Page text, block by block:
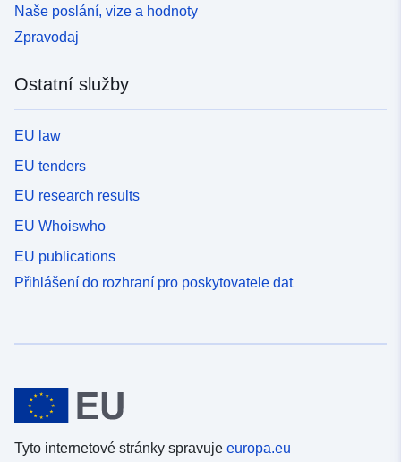
Naše poslání, vize a hodnoty
Zpravodaj
Ostatní služby
EU law
EU tenders
EU research results
EU Whoiswho
EU publications
Přihlášení do rozhraní pro poskytovatele dat
Tyto internetové stránky spravuje europa.eu